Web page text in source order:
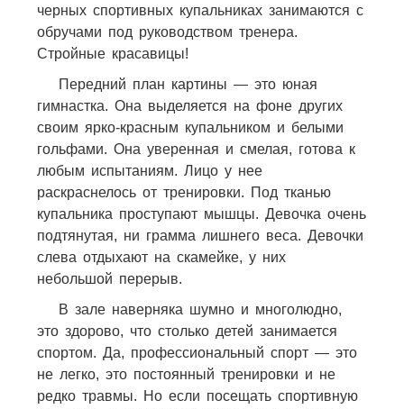
черных спортивных купальниках занимаются с
обручами под руководством тренера.
Стройные красавицы!
Передний план картины — это юная
гимнастка. Она выделяется на фоне других
своим ярко-красным купальником и белыми
гольфами. Она уверенная и смелая, готова к
любым испытаниям. Лицо у нее
раскраснелось от тренировки. Под тканью
купальника проступают мышцы. Девочка очень
подтянутая, ни грамма лишнего веса. Девочки
слева отдыхают на скамейке, у них
небольшой перерыв.
В зале наверняка шумно и многолюдно,
это здорово, что столько детей занимается
спортом. Да, профессиональный спорт — это
не легко, это постоянный тренировки и не
редко травмы. Но если посещать спортивную